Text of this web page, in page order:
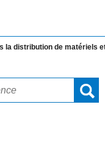
de matériels et